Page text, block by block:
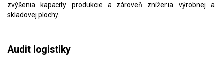
zvýšenia kapacity produkcie a zároveň zníženia výrobnej a
skladovej plochy.
Audit logistiky